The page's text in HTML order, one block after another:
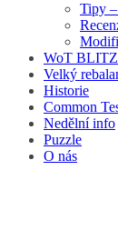
Tipy
WoT BLITZ
Velký
Historie
Common
Nedělní info
Puzzle
O nás